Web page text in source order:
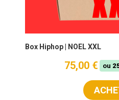
Box Hiphop | NOEL XXL
75,00 € ou